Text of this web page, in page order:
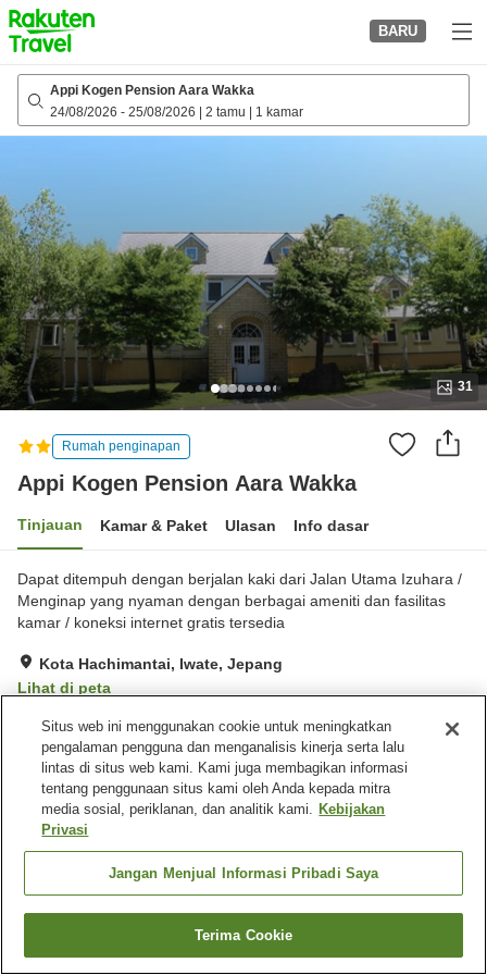
to
top
page
BARU
Appi Kogen Pension Aara Wakka
24/08/2026 - 25/08/2026 2 tamu 1 kamar
31
Rumah penginapan
Appi Kogen Pension Aara Wakka
Tinjauan Kamar & Paket Ulasan Info dasar
Dapat ditempuh dengan berjalan kaki dari Jalan Utama Izuhara /
Menginap yang nyaman dengan berbagai ameniti dan fasilitas
kamar / koneksi internet gratis tersedia
Kota Hachimantai, Iwate, Jepang
Lihat di peta
Hebat Ulasan:37
Fasilitas properti
Tempat parkir
Mandi jet
Lounge
Beranda Jepang Iwate
Kota Hachimantai
Appi Kogen Pension Aara WakkaCari kamar
Situs web ini menggunakan cookie untuk meningkatkan
pengalaman pengguna dan menganalisis kinerja serta lalu
lintas di situs web kami. Kami juga membagikan informasi
tentang penggunaan situs kami oleh Anda kepada mitra
media sosial, periklanan, dan analitik kami. Kebijakan
Privasi
Jangan Menjual Informasi Pribadi Saya
Terima Cookie